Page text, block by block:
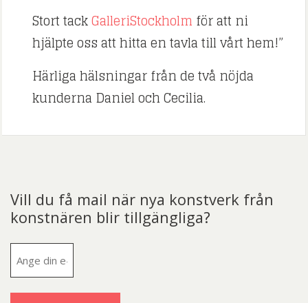
Stort tackGalleriStockholm för att ni
hjälpte oss att hitta en tavla till vårt hem!”
Härliga hälsningar från de två nöjda
kunderna Daniel och Cecilia.
Vill du få mail när nya konstverk från
konstnären blir tillgängliga?